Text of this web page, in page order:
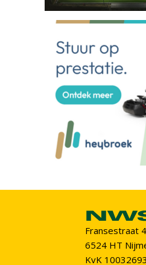
Fransestraat
6524 HT
KvK 10032693